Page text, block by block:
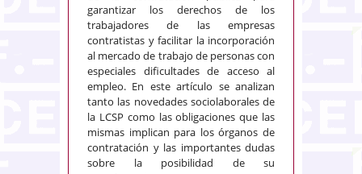
garantizar los derechos de los
trabajadores de las empresas
contratistas y facilitar la incorporación
al mercado de trabajo de personas con
especiales dificultades de acceso al
empleo. En este artículo se analizan
tanto las novedades sociolaborales de
la LCSP como las obligaciones que las
mismas implican para los órganos de
contratación y las importantes dudas
sobre la posibilidad de su